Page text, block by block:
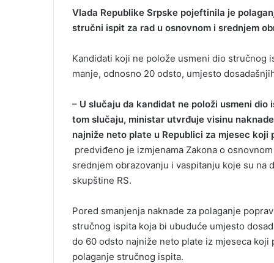
Vlada Republike Srpske pojeftinila je
stručni ispit za rad u osnovnom i srednjem
Kandidati koji ne polože usmeni dio stručnog
manje, odnosno 20 odsto, umjesto
– U slučaju da kandidat ne položi usmeni
tom slučaju, ministar utvrđuje visinu
najniže neto plate u Republici za mjesec
predviđeno je izmjenama Zakona o
srednjem obrazovanju i vaspitanju koje su
skupštine RS.
Pored smanjenja naknade za polaganje
stručnog ispita koja bi ubuduće umjesto
do 60 odsto najniže neto plate iz mjeseca
polaganje stručnog ispita.